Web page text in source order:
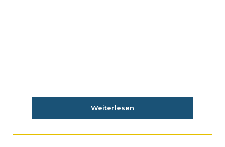
Weiterlesen